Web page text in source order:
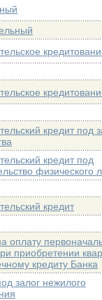
кредит под
кредит под
физического
кредит
оплату
приобретении
кредиту Банка
залог нежилого